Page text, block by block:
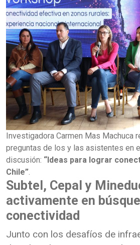
Investigadora Carmen Mas Machuca
preguntas de los y las asistentes en
discusión: “Ideas para lograr
Chile”.
Subtel, Cepal y
activamente en
conectividad
Junto con los desafíos de